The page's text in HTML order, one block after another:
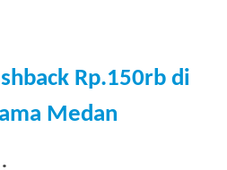
Rp.150rb di
Medan